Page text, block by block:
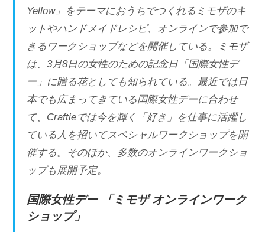
Yellow」をテーマにおうちでつくれるミモザのキ
ットやハンドメイドレシピ、オンラインで参加で
きるワークショップなどを開催している。ミモザ
は、3月8日の女性のための記念日「国際女性デ
ー」に贈る花としても知られている。最近では日
本でも広まってきている国際女性デーに合わせ
て、Craftieでは今を輝く「好き」を仕事に活躍し
ている人を招いてスペシャルワークショップを開
催する。そのほか、多数のオンラインワークショ
ップも展開予定。
国際女性デー 「ミモザ オンラインワーク
ショップ」